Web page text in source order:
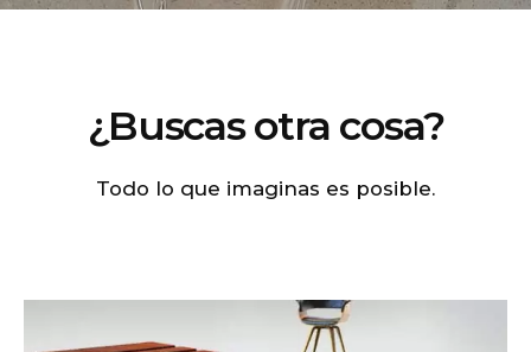
¿Buscas otra cosa?
Todo lo que imaginas es posible.